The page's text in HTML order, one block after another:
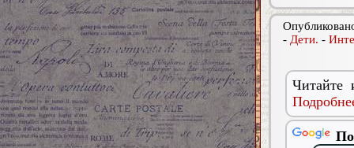
- Дети. -
Читайте